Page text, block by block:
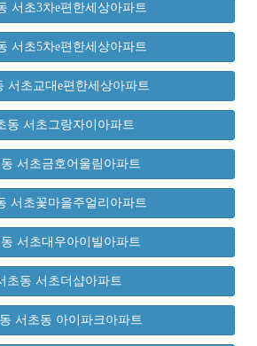
서초3차e편한세상아파트
서초5차e편한세상아파트
서초교대e편한세상아파트
동 서초그랑자이아파트
서초금호어울림아파트
서초꽃마을주얼리아파트
서초대우아이빌아파트
초동 서초더샵아파트
서초동 아이파크아파트